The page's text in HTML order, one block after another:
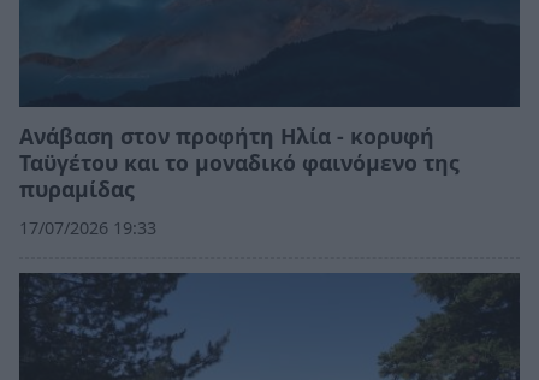
Ανάβαση στον προφήτη Ηλία - κορυφή
Ταϋγέτου και το μοναδικό φαινόμενο της
πυραμίδας
17/07/2026 19:33